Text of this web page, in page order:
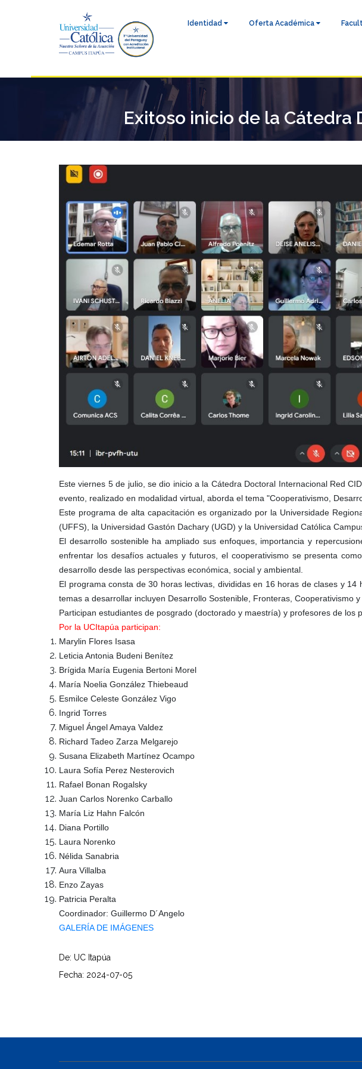
Identidad Oferta Académica
Exitoso inicio de la Cátedra
Este viernes 5 de julio, se dio inicio a la Cátedra Doctoral Internacional Red
evento, realizado en modalidad virtual, aborda el tema "Cooperativismo,
Este programa de alta capacitación es organizado por la Universidade
(UFFS), la Universidad Gastón Dachary (UGD) y la Universidad Católica
El desarrollo sostenible ha ampliado sus enfoques, importancia y
enfrentar los desafíos actuales y futuros, el cooperativismo se presenta
desarrollo desde las perspectivas económica, social y ambiental.
El programa consta de 30 horas lectivas, divididas en 16 horas de clases y
temas a desarrollar incluyen Desarrollo Sostenible, Fronteras, Cooperativismo
Participan estudiantes de posgrado (doctorado y maestría) y profesores de los
Por la UCItapúa participan:
Marylin Flores Isasa
Leticia Antonia Budeni Benítez
Brígida María Eugenia Bertoni Morel
María Noelia González Thiebeaud
Esmilce Celeste González Vigo
Ingrid Torres
Miguel Ángel Amaya Valdez
Richard Tadeo Zarza Melgarejo
Susana Elizabeth Martínez Ocampo
Laura Sofía Perez Nesterovich
Rafael Bonan Rogalsky
Juan Carlos Norenko Carballo
María Liz Hahn Falcón
Diana Portillo
Laura Norenko
Nélida Sanabria
Aura Villalba
Enzo Zayas
Patricia Peralta
Coordinador: Guillermo D´Angelo
GALERÍA DE IMÁGENES
De: UC Itapúa
Fecha: 2024-07-05